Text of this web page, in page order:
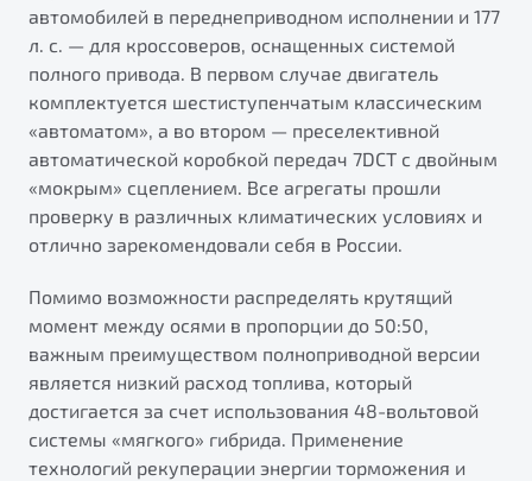
Элегантный и практичный седан
от 1 699 990 ₽*
Обзор В наличии
X70
автомобиля Belgee
Автомобили в наличии
Тест-драйв
Автокредит
Помощь на дорогах
Будьте еще более уверены на дорогах с программой
"Помощь на дорогах"
Преимущества программы
автомобилей в переднеприводном исполнении и 177
л. с. — для кроссоверов, оснащенных системой
полного привода. В первом случае двигатель
комплектуется шестиступенчатым классическим
«автоматом», а во втором — преселективной
автоматической коробкой передач 7DCT с двойным
«мокрым» сцеплением. Все агрегаты прошли
проверку в различных климатических условиях и
отлично зарекомендовали себя в России.
Помимо возможности распределять крутящий
момент между осями в пропорции до 50:50,
важным преимуществом полноприводной версии
является низкий расход топлива, который
достигается за счет использования 48-вольтовой
системы «мягкого» гибрида. Применение
технологий рекуперации энергии торможения и